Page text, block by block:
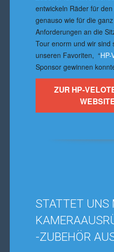
entwickeln Räder für
genauso wie für die
Anforderungen an die
Tour enorm und wir sind
unseren Favoriten, “HP-
Sponsor gewinnen
ZUR HP-
STATTET UNS
-ZUBEHÖR